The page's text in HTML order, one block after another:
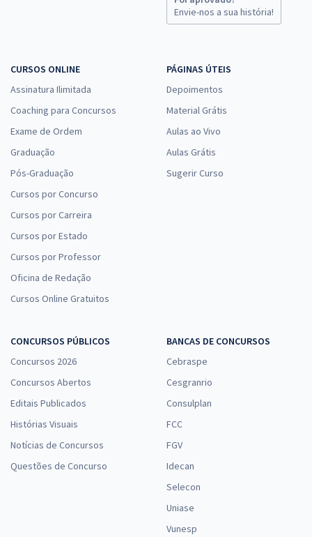
Envie-nos a sua história!
CURSOS ONLINE
Assinatura Ilimitada
Coaching para Concursos
Exame de Ordem
Graduação
Pós-Graduação
Cursos por Concurso
Cursos por Carreira
Cursos por Estado
Cursos por Professor
Oficina de Redação
Cursos Online Gratuitos
PÁGINAS ÚTEIS
Depoimentos
Material Grátis
Aulas ao Vivo
Aulas Grátis
Sugerir Curso
CONCURSOS PÚBLICOS
Concursos 2026
Concursos Abertos
Editais Publicados
Histórias Visuais
Notícias de Concursos
Questões de Concurso
BANCAS DE CONCURSOS
Cebraspe
Cesgranrio
Consulplan
FCC
FGV
Idecan
Selecon
Uniase
Vunesp